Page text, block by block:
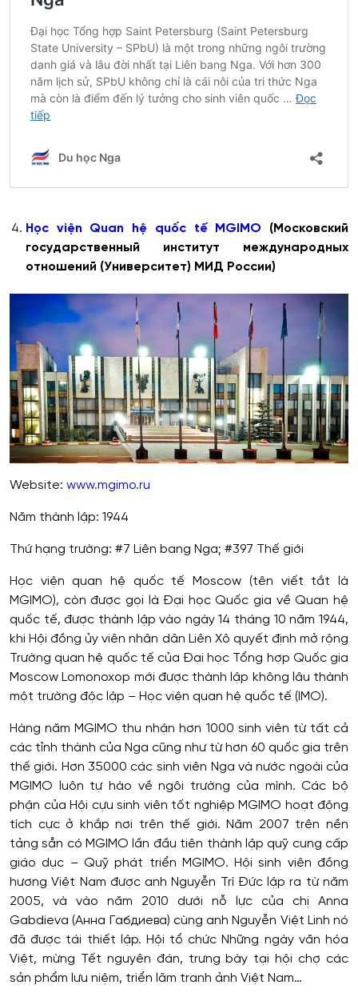
Học viện Quan hệ quốc tế MGIMO (Московский
государственный институт международных
отношений (Университет) МИД России)
Website: www.mgimo.ru
Năm thành lập: 1944
Thứ hạng trường: #7 Liên bang Nga; #397 Thế giới
Học viện quan hệ quốc tế Moscow (tên viết tắt là
MGIMO), còn được gọi là Đại học Quốc gia về Quan hệ
quốc tế, được thành lập vào ngày 14 tháng 10 năm 1944,
khi Hội đồng ủy viên nhân dân Liên Xô quyết định mở rộng
Trường quan hệ quốc tế của Đại học Tổng hợp Quốc gia
Moscow Lomonoxop mới được thành lập không lâu thành
một trường độc lập – Học viện quan hệ quốc tế (IMO).
Hàng năm MGIMO thu nhận hơn 1000 sinh viên từ tất cả
các tỉnh thành của Nga cũng như từ hơn 60 quốc gia trên
thế giới. Hơn 35000 các sinh viên Nga và nước ngoài của
MGIMO luôn tự hào về ngôi trường của mình. Các bộ
phận của Hội cựu sinh viên tốt nghiệp MGIMO hoạt động
tích cực ở khắp nơi trên thế giới. Năm 2007 trên nền
tảng sẵn có MGIMO lần đầu tiên thành lập quỹ cung cấp
giáo dục – Quỹ phát triển MGIMO. Hội sinh viên đồng
hương Việt Nam được anh Nguyễn Trí Đức lập ra từ năm
2005, và vào năm 2010 dưới nỗ lực của chị Anna
Gabdieva (Анна Габдиева) cùng anh Nguyễn Việt Linh nó
đã được tái thiết lập. Hội tổ chức Những ngày văn hóa
Việt, mừng Tết nguyên đán, trưng bày tại hội chợ các
sản phẩm lưu niệm, triển lãm tranh ảnh Việt Nam…